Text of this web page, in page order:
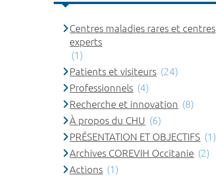
Centres maladies rares et centres
experts
(1)
Patients et visiteurs (24)
Professionnels (4)
Recherche et innovation (8)
À propos du CHU (6)
PRÉSENTATION ET OBJECTIFS (1)
Archives COREVIH Occitanie (2)
Actions (1)